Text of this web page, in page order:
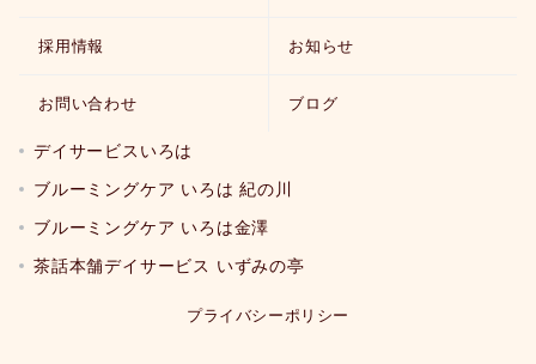
採用情報 お知らせ
お問い合わせ ブログ
デイサービスいろは
ブルーミングケア いろは 紀の川
ブルーミングケア いろは金澤
茶話本舗デイサービス いずみの亭
プライバシーポリシー